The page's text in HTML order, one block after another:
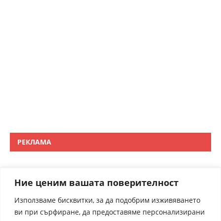
Ние ценим вашата поверителност
Използваме бисквитки, за да подобрим изживяването
ви при сърфиране, да предоставяме персонализирани
РЕКЛАМА